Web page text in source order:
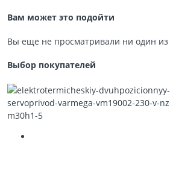
Вам может это подойти
Вы еще не просматривали ни один из
Выбор покупателей